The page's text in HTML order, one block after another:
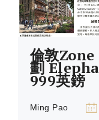
倫敦Zone
劃
999英鎊
Ming Pao